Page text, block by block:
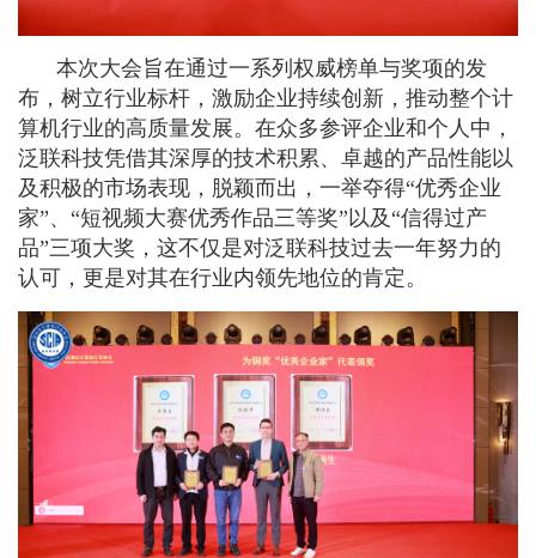
本次大会旨在通过一系列权威榜单与奖项的发
布，树立行业标杆，激励企业持续创新，推动整个计
算机行业的高质量发展。 在众多参评企业和个人中，
泛联科技凭借其深厚的技术积累、卓越的产品性能以
及积极的市场表现，脱颖而出，一举夺得“优秀企业
家”、“短视频大赛优秀作品三等奖”以及“信得过产
品”三项大奖，这不仅是对泛联科技过去一年努力的
认可，更是对其在行业内领先地位的肯定。